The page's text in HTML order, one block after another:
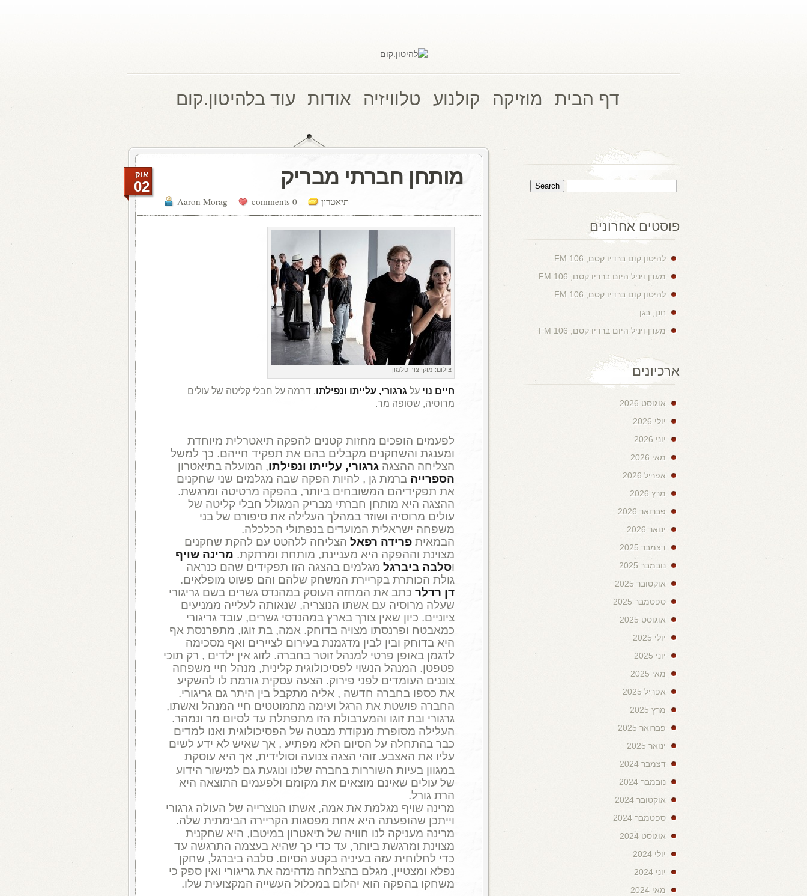
דף הבית מוזיקה קולנוע טלוויזיה אודות עוד בלהיטון.קום
מותחן חברתי מבריק
Aaron Morag 0 comments תיאטרון
אוק
02
צילום: מוקי צור טלמון
חיים נוי על גרגורי, עלייתו ונפילתו. דרמה על חבלי קליטה של עולים
מרוסיה, שסופה מר.
לפעמים הופכים מחזות קטנים להפקה תיאטרלית מיוחדת
ומענגת והשחקנים מקבלים בהם את תפקיד חייהם. כך למשל
הצליחה ההצגה גרגורי, עלייתו ונפילתו, המועלה בתיאטרון
הספרייה ברמת גן , להיות הפקה שבה מגלמים שני שחקנים
את תפקידיהם המשובחים ביותר, בהפקה מרטיטה ומרגשת.
ההצגה היא מותחן חברתי מבריק המגולל חבלי קליטה של
עולים מרוסיה ושוזר במהלך העלילה את סיפורם של בני
משפחה ישראלית המועדים בנפתולי הכלכלה.
הבמאית פרידה רפאל הצליחה ללהטט עם להקת שחקנים
מצוינת וההפקה היא מעניינת, מותחת ומרתקת. מרינה שויף
וסלבה ביברגל מגלמים בהצגה הזו תפקידים שהם כנראה
גולת הכותרת בקריירת המשחק שלהם והם פשוט מופלאים.
דן רדלר כתב את המחזה העוסק במהנדס גשרים בשם גריגורי
שעלה מרוסיה עם אשתו הנוצריה, שנאותה לעלייה ממניעים
ציוניים. כיון שאין צורך בארץ במהנדסי גשרים, עובד גריגורי
כמאבטח ופרנסתו מצויה בדוחק. אמה, בת זוגו, מתפרנסת אף
היא בדוחק ובין לבין מדגמנת בעירום לציירים ואף מסכימה
לדגמן באופן פרטי למנהל זוטר בחברה. לזוג אין ילדים , רק תוכי
פטפטן. המנהל הנשוי לפסיכולוגית קלינית, מנהל חיי משפחה
צוננים העומדים לפני פירוק. הצעה עסקית גורמת לו להשקיע
את כספו בחברה חדשה , אליה מתקבל בין היתר גם גריגורי.
החברה פושטת את הרגל ועימה מתמוטטים חיי המנהל ואשתו,
גרגורי ובת זוגו והמערבולת הזו מתפתלת עד לסיום מר ונמהר.
העלילה מסופרת מנקודת מבטה של הפסיכולוגית ואנו למדים
כבר בהתחלה על הסיום הלא מפתיע , אך שאיש לא ידע לשים
עליו את האצבע. זוהי הצגה צנועה וסולידית, אך היא עוסקת
במגוון בעיות השוררות בחברה שלנו ונוגעת גם למישור הידוע
של עולים שאינם מוצאים את מקומם ולפעמים התוצאה היא
הרת גורל.
מרינה שויף מגלמת את אמה, אשתו הנוצרייה של העולה גרגורי
וייתכן שהופעתה היא אחת מפסגות הקריירה הבימתית שלה.
מרינה מעניקה לנו חוויה של תיאטרון במיטבו, היא שחקנית
מצוינת ומרגשת ביותר, עד כדי כך שהיא בעצמה התרגשה עד
כדי לחלוחית עזה בעיניה בקטע הסיום. סלבה ביברגל, שחקן
נפלא ומצטיין, מגלם בהצלחה מדהימה את גריגורי ואין ספק כי
משחקו בהפקה הוא יהלום במכלול העשייה המקצועית שלו.
פוסטים אחרונים
להיטון.קום ברדיו קסם, 106 FM
מעדן ויניל היום ברדיו קסם, 106 FM
להיטון.קום ברדיו קסם, 106 FM
חנן, בגן
מעדן ויניל היום ברדיו קסם, 106 FM
ארכיונים
אוגוסט 2026
יולי 2026
יוני 2026
מאי 2026
אפריל 2026
מרץ 2026
פברואר 2026
ינואר 2026
דצמבר 2025
נובמבר 2025
אוקטובר 2025
ספטמבר 2025
אוגוסט 2025
יולי 2025
יוני 2025
מאי 2025
אפריל 2025
מרץ 2025
פברואר 2025
ינואר 2025
דצמבר 2024
נובמבר 2024
אוקטובר 2024
ספטמבר 2024
אוגוסט 2024
יולי 2024
יוני 2024
מאי 2024